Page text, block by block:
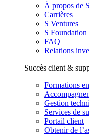
À propos de
Carrières
S Ventures
S Foundation
FAQ
Relations
Succès client &
Formations
Gestion
Services de
Portail client
Obtenir de